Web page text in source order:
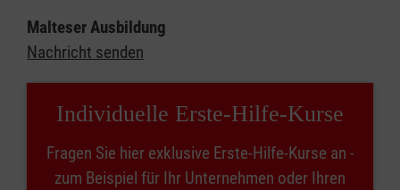
Malteser Ausbildung
Nachricht senden
Individuelle Erste-Hilfe-Kurse
Fragen Sie hier exklusive Erste-Hilfe-Kurse an -
zum Beispiel für Ihr Unternehmen oder Ihren